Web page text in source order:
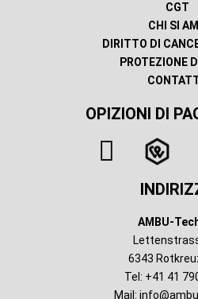
CGT
CHI SI
DIRITTO DI
PROTEZIONE
OPIZIONI DI
AMBU-
6343
Tel: +41 41
Mail: